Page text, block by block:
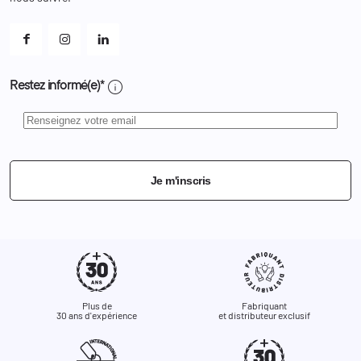
Restez informé(e)* info
Je m'inscris
Plus de
30 ans d'expérience
Fabriquant
et distributeur exclusif